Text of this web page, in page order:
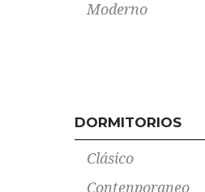
Moderno
DORMITORIOS
Clásico
Contenporaneo